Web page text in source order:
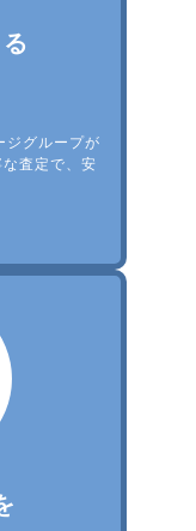
ジグループが
査定で、安